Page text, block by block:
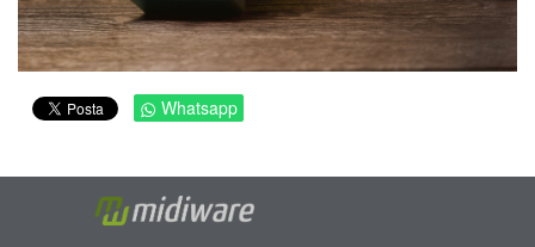
Whatsapp